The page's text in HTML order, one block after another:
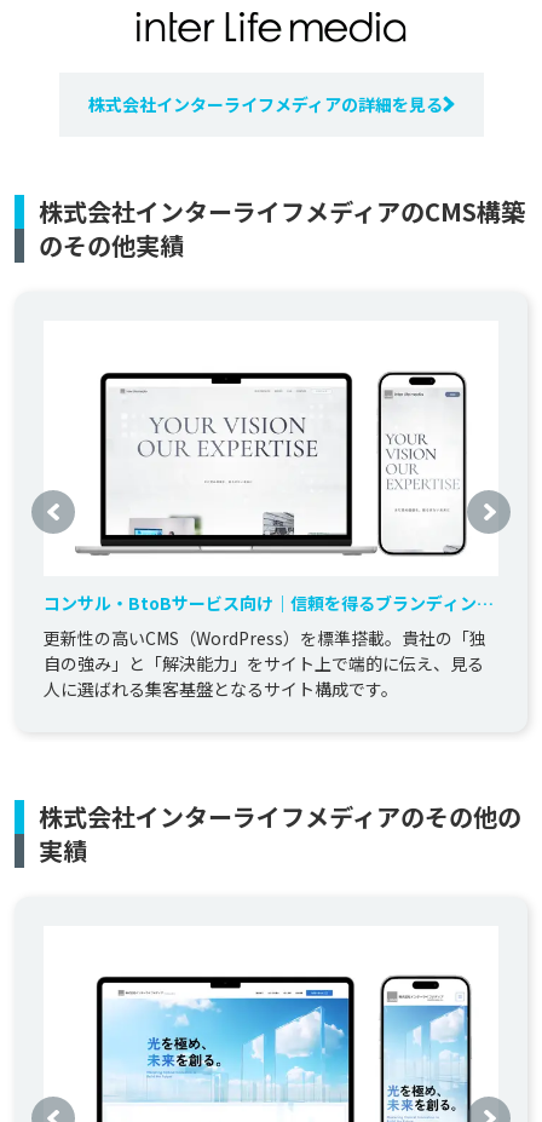
株式会社インターライフメディアの詳細を見る
株式会社インターライフメディアのCMS構築
のその他実績
コンサル・BtoBサービス向け｜信頼を得るブランディング
「あんしん定額」コーポレートサイト構築
更新性の高いCMS（WordPress）を標準搭載。貴社の「独
自の強み」と「解決能力」をサイト上で端的に伝え、見る
人に選ばれる集客基盤となるサイト構成です。
株式会社インターライフメディアのその他の
実績